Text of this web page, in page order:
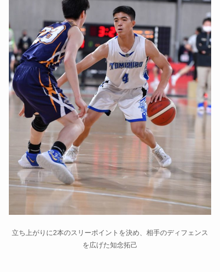
立ち上がりに2本のスリーポイントを決め、相手のディフェンス
を広げた知念拓己